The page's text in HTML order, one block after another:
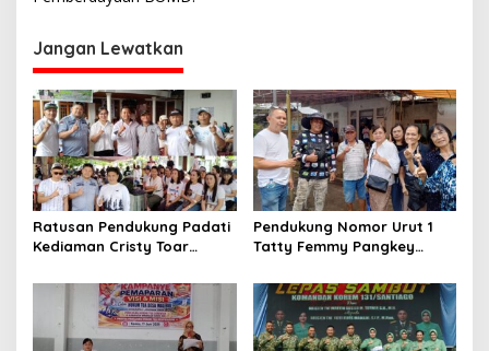
a
s
i
p
o
s
Jangan Lewatkan
Ratusan Pendukung Padati
Kediaman Cristy Toar
Dukungan Penuh Kepada
Calon Hukum Tua
Walantakan
Pendukung Nomor Urut 1
Tatty Femmy Pangkey
Saat Pemaparan Visi dan
Misi di Desa Waleure